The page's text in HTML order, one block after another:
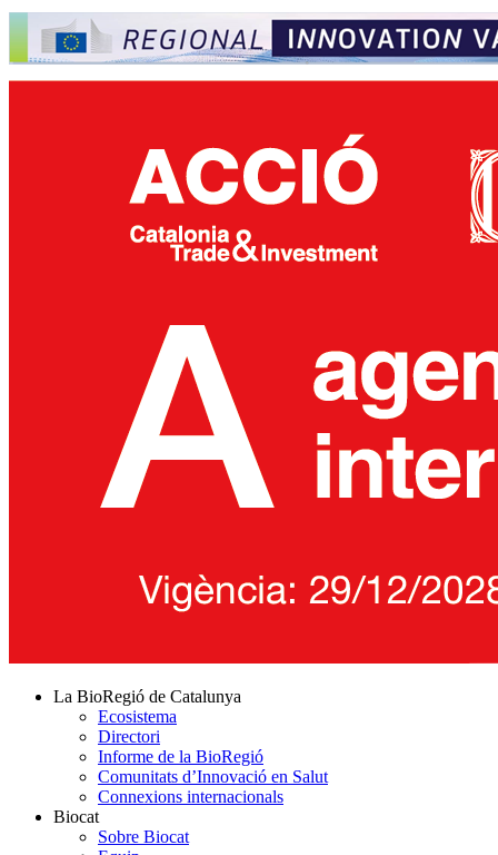
La BioRegió de Catalunya
Ecosistema
Directori
Informe de la BioRegió
Comunitats d’Innovació en Salut
Connexions internacionals
Biocat
Sobre Biocat